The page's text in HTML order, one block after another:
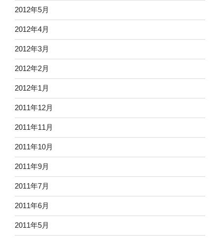
2012年5月
2012年4月
2012年3月
2012年2月
2012年1月
2011年12月
2011年11月
2011年10月
2011年9月
2011年7月
2011年6月
2011年5月